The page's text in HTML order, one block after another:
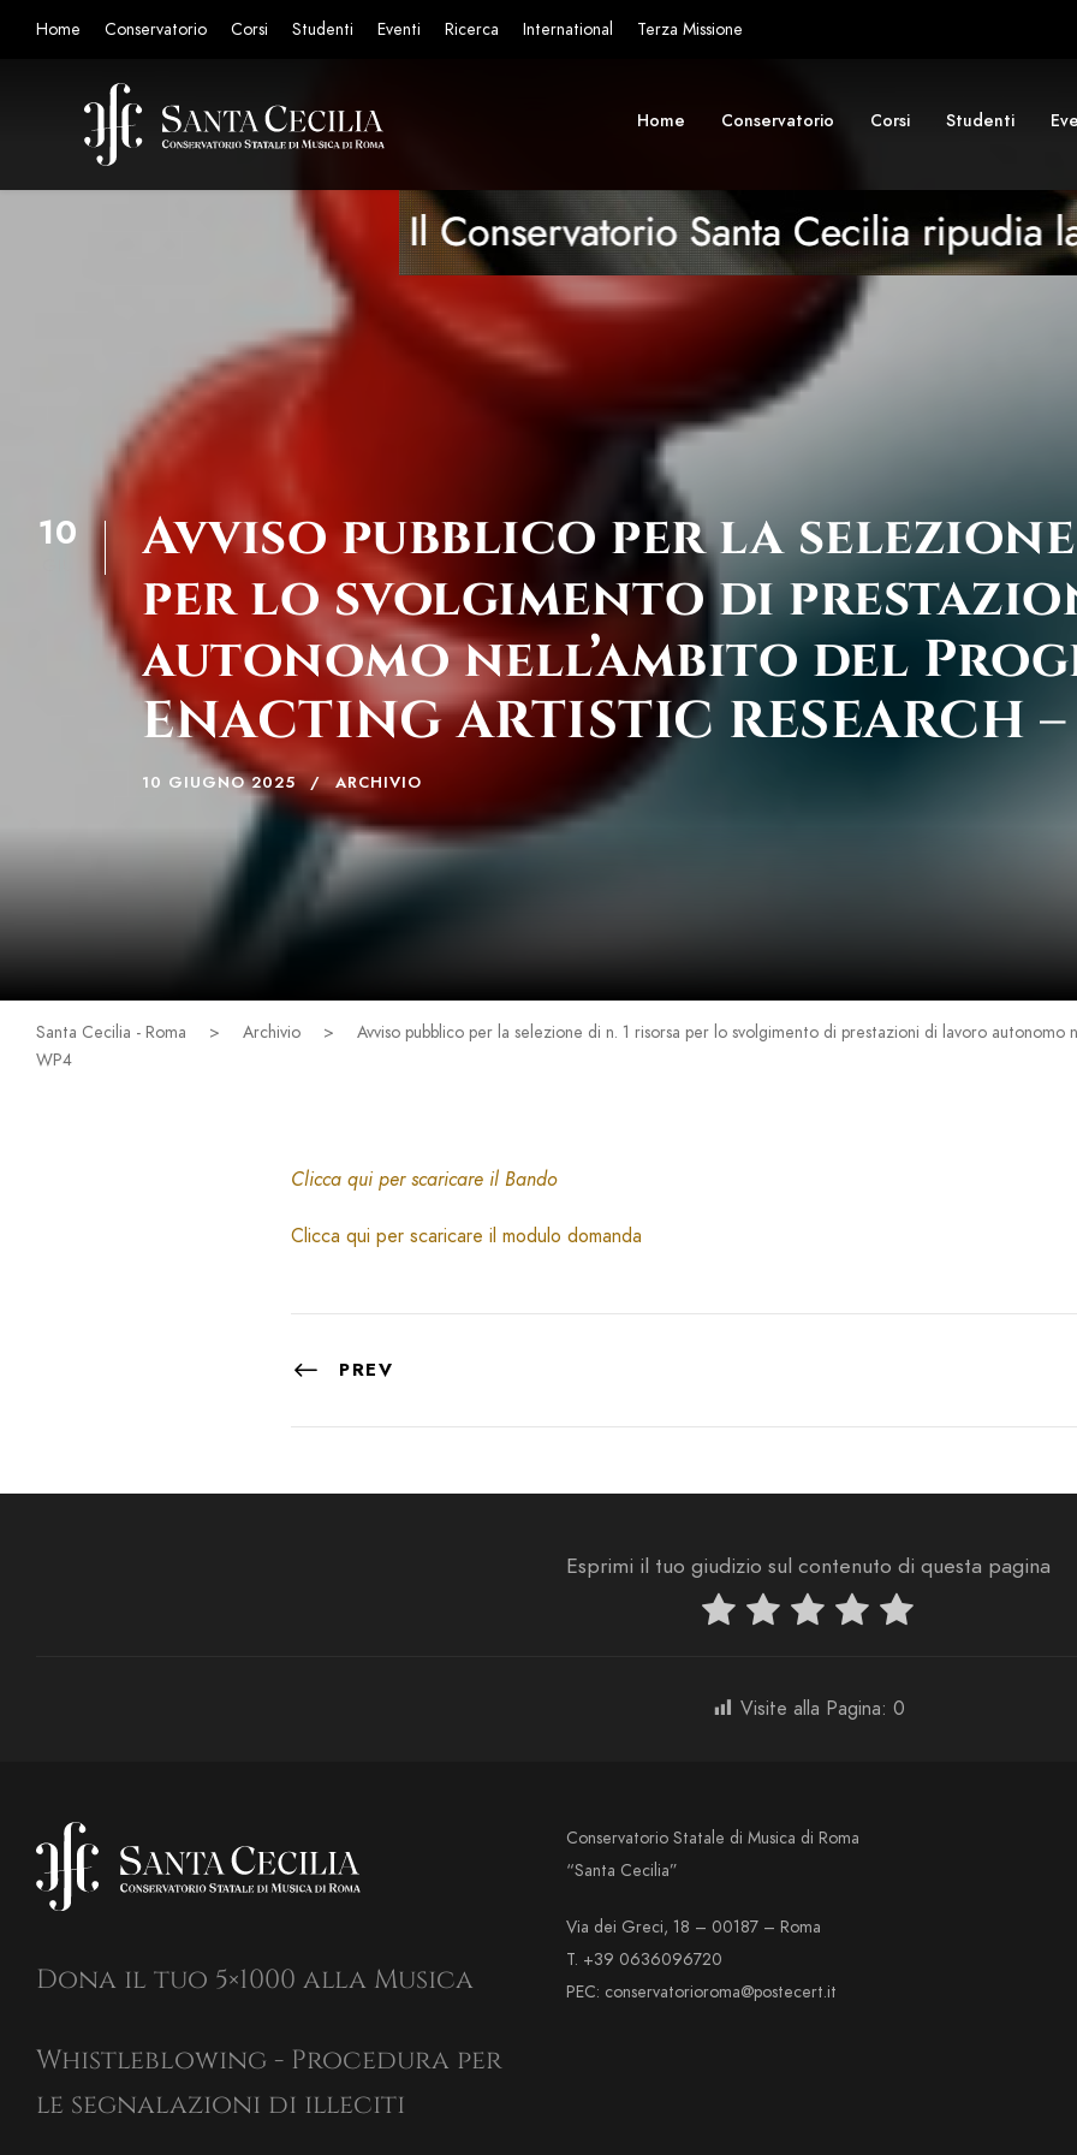
Home Conservatorio Corsi Studenti Eventi Ricerca International Terza Missione
Home Conservatorio Corsi Studenti
10
Avviso pubblico per la
per lo svolgimento di
autonomo nell’ambito del
ENACTING ARTISTIC RESEARCH
10 GIUGNO 2025 ARCHIVIO
Santa Cecilia - Roma > Archivio >
Avviso pubblico per la selezione di n. 1 risorsa per lo svolgimento di prestazioni di lavoro autonomo
WP4
Clicca qui per scaricare il Bando
Clicca qui per scaricare il modulo domanda
PREV
Esprimi il tuo giudizio sul contenuto di questa pagina
Visite alla Pagina: 0
Dona il tuo 5×1000 alla Musica
Whistleblowing - Procedura per
le segnalazioni di illeciti
Conservatorio Statale di Musica di Roma
“Santa Cecilia”
Via dei Greci, 18 – 00187 – Roma
T. +39 0636096720
PEC: conservatorioroma@postecert.it